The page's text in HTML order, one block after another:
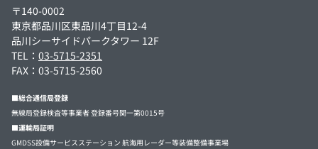
〒140-0002
東京都品川区東品川4丁目12-4
品川シーサイドパークタワー 12F
TEL： 03-5715-2351
FAX：03-5715-2560
■総合通信局登録
無線局登録検査等事業者 登録番号関一第0015号
■運輸局証明
GMDSS設備サービスステーション 航海用レーダー等装備整備事業場